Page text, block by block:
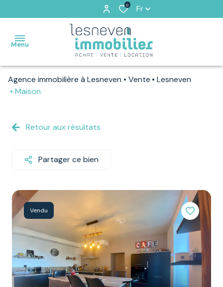
0 Fr
Menu
ACCUEIL
VENDUS
NOS
LOCATIONS
ESTIMATION
NOTRE
ÉQUIPE
CONTACT
Agence immobilière à Lesneven Vente
Lesneven
Maison
Retour aux résultats
Partager ce bien
Vendu